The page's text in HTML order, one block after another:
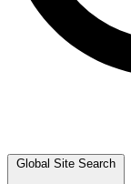
Global Site Search